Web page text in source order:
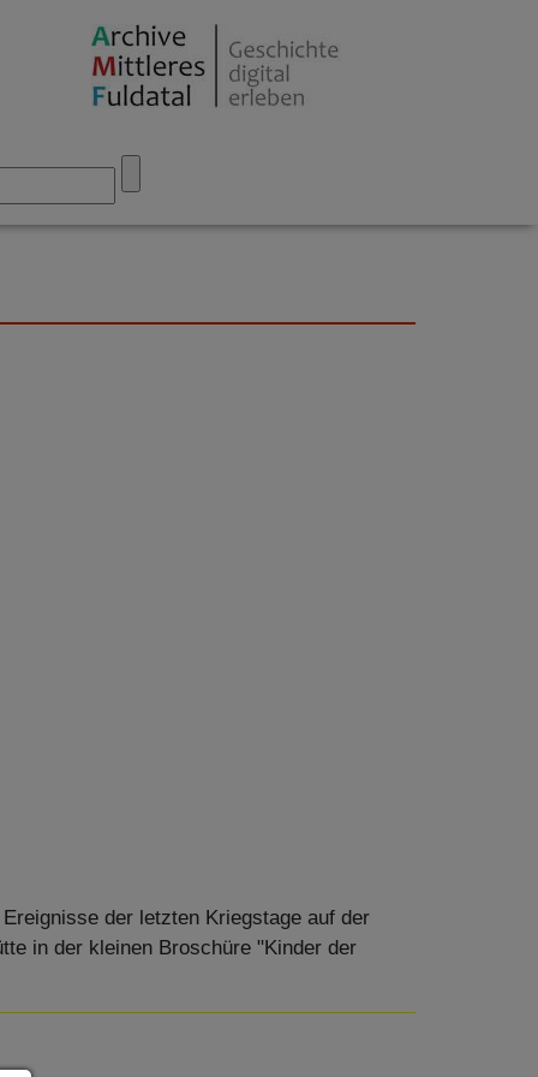
der letzten Kriegstage auf der
in der kleinen Broschüre "Kinder der